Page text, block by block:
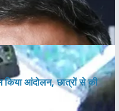
किया आंदोलन, छात्रों से की